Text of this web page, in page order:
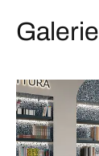
Galerie